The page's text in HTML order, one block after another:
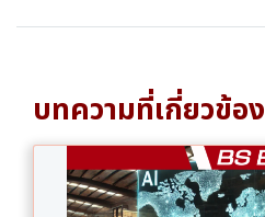
บทความที่เกี่ยวข้อง